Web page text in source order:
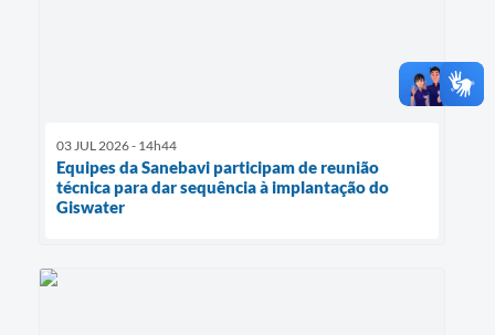
03 JUL 2026 - 14h44
Equipes da Sanebavi participam de reunião
técnica para dar sequência à implantação do
Giswater